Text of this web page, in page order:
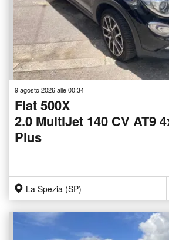
9 agosto 2026 alle 00:34
Fiat 500X
2.0 MultiJet 140 CV AT9
Plus
La Spezia (SP)